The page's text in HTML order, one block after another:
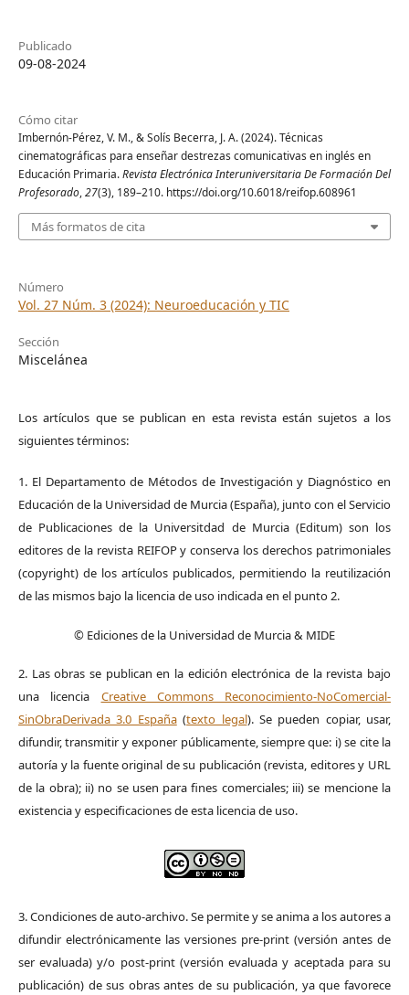
Publicado
09-08-2024
Cómo citar
Imbernón-Pérez, V. M., & Solís Becerra, J. A. (2024). Técnicas
cinematográficas para enseñar destrezas comunicativas en inglés en
Educación Primaria.Revista Electrónica Interuniversitaria De Formación Del
Profesorado,27(3), 189–210. https://doi.org/10.6018/reifop.608961
Más formatos de cita
Número
Vol. 27 Núm. 3 (2024): Neuroeducación y TIC
Sección
Miscelánea
Los artículos que se publican en esta revista están sujetos a los
siguientes términos:
1. El Departamento de Métodos de Investigación y Diagnóstico en
Educación de la Universidad de Murcia (España), junto con el Servicio
de Publicaciones de la Universitdad de Murcia (Editum) son los
editores de la revista REIFOP y conserva los derechos patrimoniales
(copyright) de los artículos publicados, permitiendo la reutilización
de las mismos bajo la licencia de uso indicada en el punto 2.
© Ediciones de la Universidad de Murcia & MIDE
2. Las obras se publican en la edición electrónica de la revista bajo
una licencia Creative Commons Reconocimiento-NoComercial-
SinObraDerivada 3.0 España(texto legal). Se pueden copiar, usar,
difundir, transmitir y exponer públicamente, siempre que: i) se cite la
autoría y la fuente original de su publicación (revista, editores y URL
de la obra); ii) no se usen para fines comerciales; iii) se mencione la
existencia y especificaciones de esta licencia de uso.
3. Condiciones de auto-archivo. Se permite y se anima a los autores a
difundir electrónicamente las versiones pre-print (versión antes de
ser evaluada) y/o post-print (versión evaluada y aceptada para su
publicación) de sus obras antes de su publicación, ya que favorece